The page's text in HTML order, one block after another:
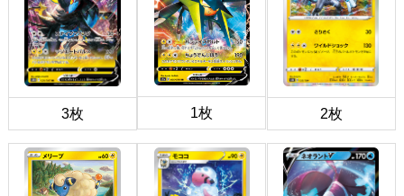
3枚 1枚 2枚